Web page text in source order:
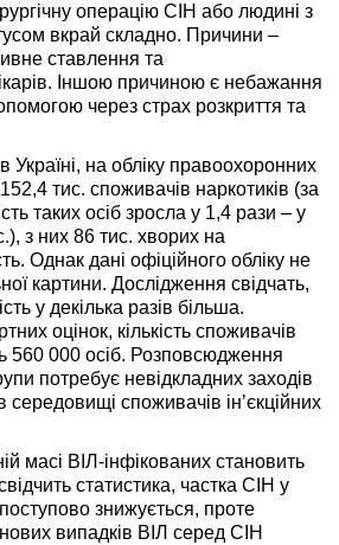
операцію СІН або людині з
вкрай складно. Причини –
ставлення та
Іншою причиною є небажання
через страх розкриття та
Україні, на обліку правоохоронних
тис. споживачів наркотиків (за
таких осіб зросла у 1,4 рази – у
з них 86 тис. хворих на
Однак дані офіційного обліку не
картини. Дослідження свідчать,
у декілька разів більша.
оцінок, кількість споживачів
560 000 осіб. Розповсюдження
потребує невідкладних заходів
споживачів ін’єкційних
масі ВІЛ-інфікованих становить
статистика, частка СІН у
знижується, проте
випадків ВІЛ серед СІН